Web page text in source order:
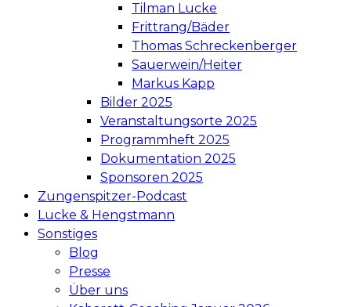
Tilman Lucke
Frittrang/Bäder
Thomas Schreckenberger
Sauerwein/Heiter
Markus Kapp
Bilder 2025
Veranstaltungsorte 2025
Programmheft 2025
Dokumentation 2025
Sponsoren 2025
Zungenspitzer-Podcast
Lucke & Hengstmann
Sonstiges
Blog
Presse
Über uns